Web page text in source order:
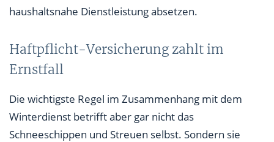
haushaltsnahe Dienstleistung absetzen.
Haftpflicht-Versicherung zahlt im
Ernstfall
Die wichtigste Regel im Zusammenhang mit dem
Winterdienst betrifft aber gar nicht das
Schneeschippen und Streuen selbst. Sondern sie